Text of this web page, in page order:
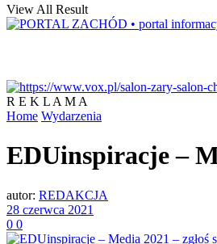
View All Result
R E K L A M A
Home Wydarzenia
EDUinspiracje –
autor: REDAKCJA
28 czerwca 2021
0 0